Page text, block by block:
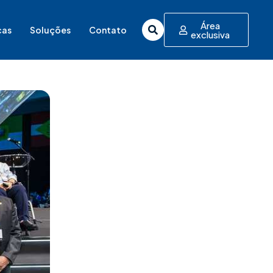
Soluções Contato Área
exclusiva